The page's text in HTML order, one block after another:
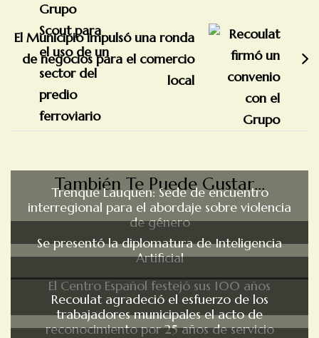
El Municipio impulsó una ronda
de negocios para el comercio
local
También Te Puede Gustar...
Trenque Lauquen: Sede de encuentro
interregional para el abordaje sobre violencia
de género
Se presentó la diplomatura de Inteligencia
Artificial
El Centro Español festejó sus 100 años
Recoulat agradeció el esfuerzo de los
trabajadores municipales el acto de
reconocimiento por 25 años de servicio